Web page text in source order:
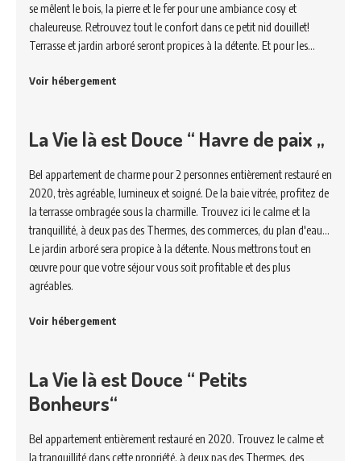
se mêlent le bois, la pierre et le fer pour une ambiance cosy et
chaleureuse. Retrouvez tout le confort dans ce petit nid douillet!
Terrasse et jardin arboré seront propices à la détente. Et pour les…
Voir hébergement
La Vie là est Douce “ Havre de paix „
Bel appartement de charme pour 2 personnes entièrement restauré en
2020, très agréable, lumineux et soigné. De la baie vitrée, profitez de
la terrasse ombragée sous la charmille. Trouvez ici le calme et la
tranquillité, à deux pas des Thermes, des commerces, du plan d'eau...
Le jardin arboré sera propice à la détente. Nous mettrons tout en
œuvre pour que votre séjour vous soit profitable et des plus
agréables.
Voir hébergement
La Vie là est Douce “ Petits
Bonheurs“
Bel appartement entièrement restauré en 2020. Trouvez le calme et
la tranquillité dans cette propriété, à deux pas des Thermes, des